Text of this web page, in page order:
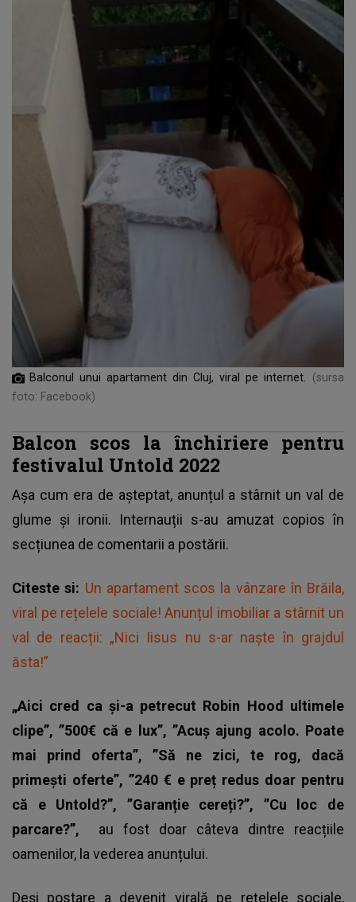
Balconul unui apartament din Cluj, viral pe internet.
(sursa
foto: Facebook)
Balcon scos la închiriere pentru
festivalul Untold 2022
Așa cum era de așteptat, anunțul a stârnit un val de
glume și ironii. Internauții s-au amuzat copios în
secțiunea de comentarii a postării.
Citeste si: Un apartament scos la vânzare în Brăila,
viral pe rețelele sociale! Anunțul imobiliar a stârnit un
val de reacții: „Nici Iisus nu s-ar naște în grajdul
ăsta!”
„Aici cred ca și-a petrecut Robin Hood ultimele
clipe”, ”500€ că e lux”, ”Acuș ajung acolo. Poate
mai prind oferta”, ”Să ne zici, te rog, dacă
primești oferte”, ”240 € e preț redus doar pentru
că e Untold?”, ”Garanție cereți?”, ”Cu loc de
parcare?”,
au fost doar câteva dintre reacțiile
oamenilor, la vederea anunțului.
Deși postare a devenit virală pe rețelele sociale,